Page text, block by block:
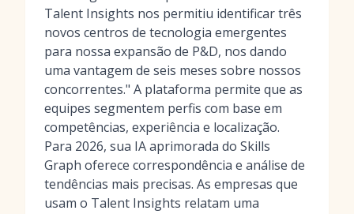
Talent Insights nos permitiu identificar três
novos centros de tecnologia emergentes
para nossa expansão de P&D, nos dando
uma vantagem de seis meses sobre nossos
concorrentes." A plataforma permite que as
equipes segmentem perfis com base em
competências, experiência e localização.
Para 2026, sua IA aprimorada do Skills
Graph oferece correspondência e análise de
tendências mais precisas. As empresas que
usam o Talent Insights relatam uma